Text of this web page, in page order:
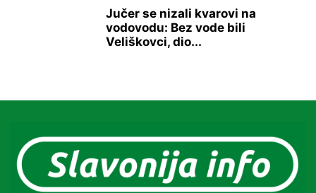
Jučer se nizali kvarovi na
vodovodu: Bez vode bili
Veliškovci, dio...